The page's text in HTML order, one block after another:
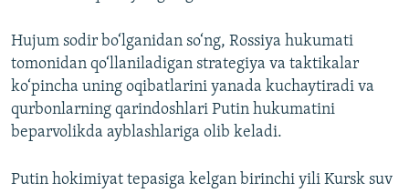
Hujum sodir bo‘lganidan so‘ng, Rossiya hukumati
tomonidan qo‘llaniladigan strategiya va taktikalar
ko‘pincha uning oqibatlarini yanada kuchaytiradi va
qurbonlarning qarindoshlari Putin hukumatini
beparvolikda ayblashlariga olib keladi.
Putin hokimiyat tepasiga kelgan birinchi yili Kursk suv